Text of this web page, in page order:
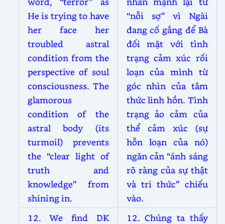
He is trying to have
her face her
troubled astral
condition from the
perspective of soul
consciousness. The
glamorous
condition of the
astral body (its
turmoil) prevents
the “clear light of
truth and
knowledge” from
shining in.
“nỗi sợ” vì Ngài
đang cố gắng để Bà
đối mặt với tình
trạng cảm xúc rối
loạn của mình từ
góc nhìn của tâm
thức linh hồn. Tình
trạng ảo cảm của
thể cảm xúc (sự
hỗn loạn của nó)
ngăn cản “ánh sáng
rõ ràng của sự thật
và tri thức” chiếu
vào.
12. We find DK
12. Chúng ta thấy